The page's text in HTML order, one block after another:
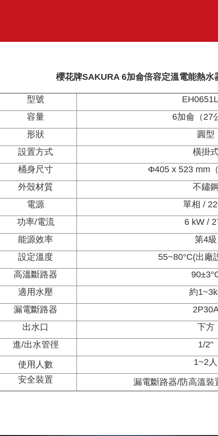
櫻花牌SAKURA 6加侖倍容定溫電能熱水
型號
容量
6加侖（27
形狀
圓型
設置方式
橫掛
桶身尺寸
Φ405 x 523 mm
外殼材質
不鏽
電源
單相 /
功率/電流
6 kW /
能源效率
第4級
設定溫度
55~80°C(出廠
高溫斷路器
適用水壓
約
漏電斷路器
出水口
下方
進/出水管徑
1/2"
使用人數
1~2人
安全裝置
漏電斷路器/防高溫裝